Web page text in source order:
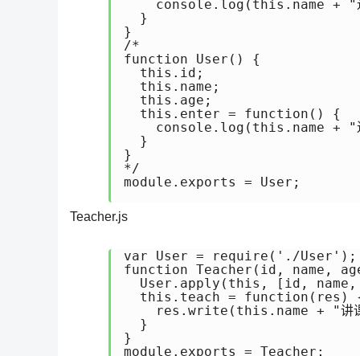
console.log(this.name + "
  }
}
/*
function User() {
  this.id;
  this.name;
  this.age;
  this.enter = function() {
console.log(this.name + "
  }
}
*/
module.exports = User;
Teacher.js
var User = require('./User');
function Teacher(id, name,
User.apply(this, [id, name,
this.teach = function(res)
res.write(this.name + "讲
  }
}
module.exports = Teacher;